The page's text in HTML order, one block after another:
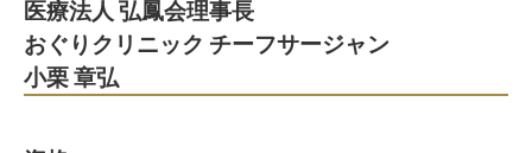
医療法人 弘鳳会理事長
おぐりクリニック チーフサージャン
小栗 章弘